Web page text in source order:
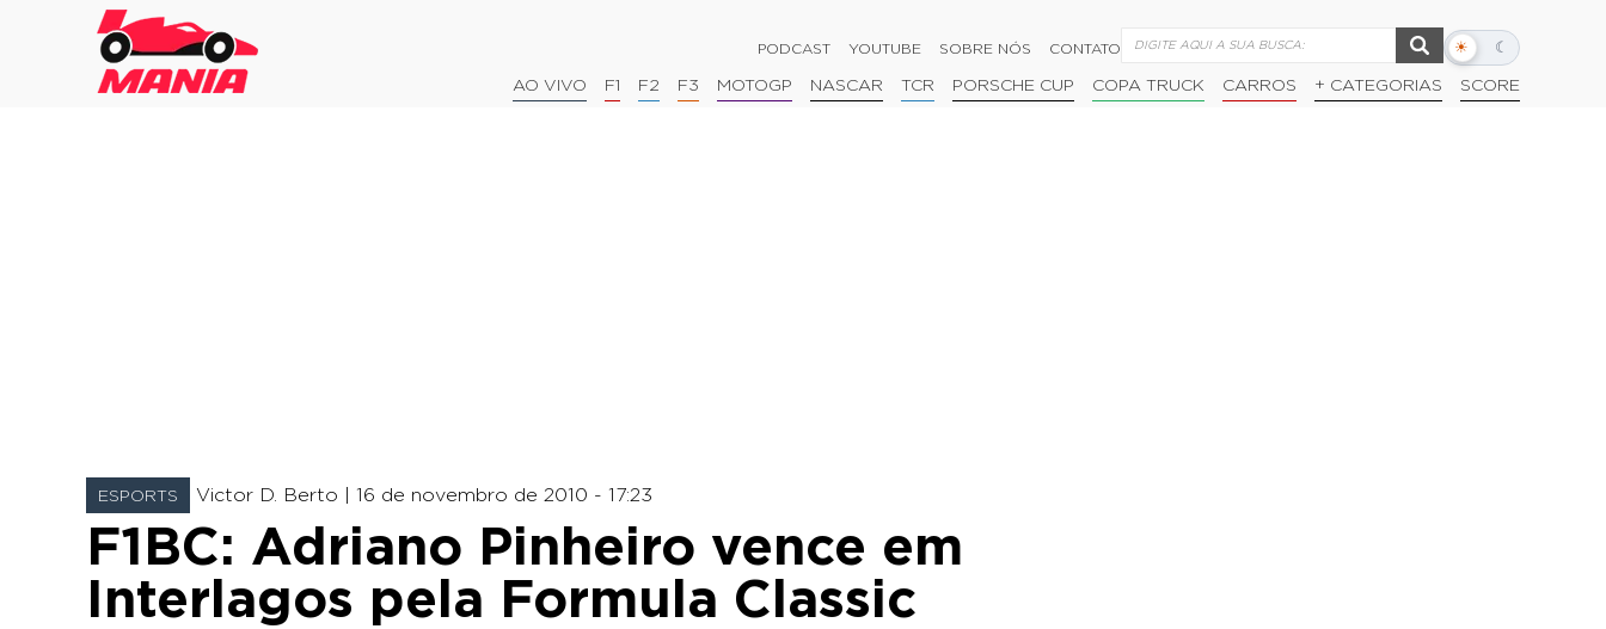
PODCAST YOUTUBE SOBRE NÓS CONTATO ☀ ☾
Alternar
escuro
AO VIVO F1 F2 F3 MOTOGP NASCAR TCR PORSCHE CUP COPA TRUCK CARROS + CATEGORIAS SCORE
ESPORTS Victor D. Berto | 16 de novembro de 2010 - 17:23
F1BC: Adriano Pinheiro vence em
Interlagos pela Formula Classic